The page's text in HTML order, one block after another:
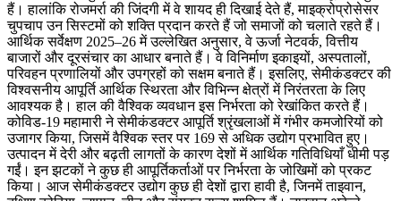
हैं। हालांकि रोजमर्रा की जिंदगी में वे शायद ही दिखाई देते हैं, माइक्रोप्रोसेसर
चुपचाप उन सिस्टमों को शक्ति प्रदान करते हैं जो समाजों को चलाते रहते हैं।
आर्थिक सर्वेक्षण 2025–26 में उल्लेखित अनुसार, वे ऊर्जा नेटवर्क, वित्तीय
बाजारों और दूरसंचार का आधार बनाते हैं। वे विनिर्माण इकाइयों, अस्पतालों,
परिवहन प्रणालियों और उपग्रहों को सक्षम बनाते हैं। इसलिए, सेमीकंडक्टर की
विश्वसनीय आपूर्ति आर्थिक स्थिरता और विभिन्न क्षेत्रों में निरंतरता के लिए
आवश्यक है। हाल की वैश्विक व्यवधान इस निर्भरता को रेखांकित करते हैं।
कोविड-19 महामारी ने सेमीकंडक्टर आपूर्ति श्रृंखलाओं में गंभीर कमजोरियों को
उजागर किया, जिसमें वैश्विक स्तर पर 169 से अधिक उद्योग प्रभावित हुए।
उत्पादन में देरी और बढ़ती लागतों के कारण देशों में आर्थिक गतिविधियाँ धीमी पड़
गईं। इन झटकों ने कुछ ही आपूर्तिकर्ताओं पर निर्भरता के जोखिमों को प्रकट
किया। आज सेमीकंडक्टर उद्योग कुछ ही देशों द्वारा हावी है, जिनमें ताइवान,